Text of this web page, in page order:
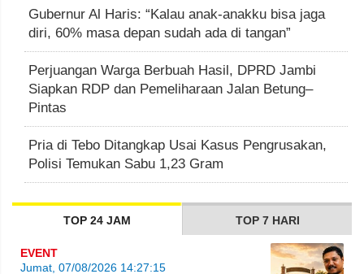
Gubernur Al Haris: “Kalau anak-anakku bisa jaga
diri, 60% masa depan sudah ada di tangan”
Perjuangan Warga Berbuah Hasil, DPRD Jambi
Siapkan RDP dan Pemeliharaan Jalan Betung–
Pintas
Pria di Tebo Ditangkap Usai Kasus Pengrusakan,
Polisi Temukan Sabu 1,23 Gram
TOP 24 JAM TOP 7 HARI
EVENT
Jumat, 07/08/2026 14:27:15